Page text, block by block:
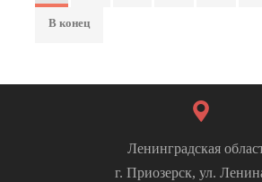
В конец
Ленинградская
г. Приозерск, ул.